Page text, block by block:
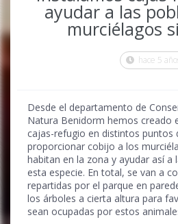
ayudar a las
murciélagos
hace 5
Desde el departamento de
Natura Benidorm hemos creado
cajas-refugio en distintos puntos
proporcionar cobijo a los
habitan en la zona y ayudar así a
esta especie. En total, se van a
repartidas por el parque en
los árboles a cierta altura para
sean ocupadas por estos